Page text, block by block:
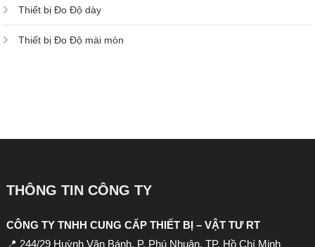
Thiết bị Đo Độ dày
Thiết bị Đo Độ mài mòn
THÔNG TIN CÔNG TY
CÔNG TY TNHH CUNG CẤP THIẾT BỊ – VẬT TƯ RT
📍 244/29 Huỳnh Văn Bánh, P. Phú Nhuận, TP. Hồ Chí Minh